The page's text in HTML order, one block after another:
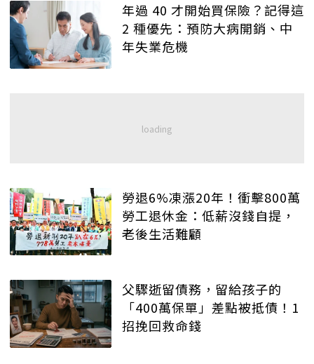
年過 40 才開始買保險？記得這
2 種優先：預防大病開銷、中
年失業危機
勞退6%凍漲20年！衝擊800萬
勞工退休金：低薪沒錢自提，
老後生活難顧
父驟逝留債務，留給孩子的
「400萬保單」差點被抵債！1
招挽回救命錢